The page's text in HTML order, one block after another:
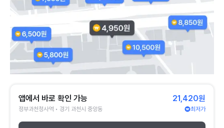
앱에서 바로 확인 가능
정부과천청사역 • 경기 과천시 중앙동
21,420원
최저가